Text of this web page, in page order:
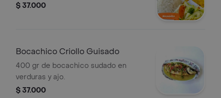
$ 37.000
Bocachico Criollo Guisado
400 gr de bocachico sudado en
verduras y ajo.
$ 37.000